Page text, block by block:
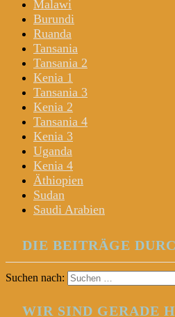
Malawi
Burundi
Ruanda
Tansania
Tansania 2
Kenia 1
Tansania 3
Kenia 2
Tansania 4
Kenia 3
Uganda
Kenia 4
Äthiopien
Sudan
Saudi Arabien
DIE BEITRÄGE
Suchen nach:
WIR SIND GERADE